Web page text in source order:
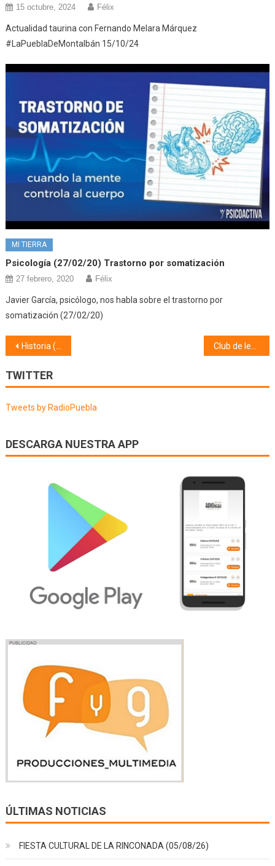
15 octubre, 2024 Félix
Actualidad taurina con Fernando Melara Márquez
#LaPueblaDeMontalbán 15/10/24
MI TIERRA
Psicología (27/02/20) Trastorno por somatización
27 febrero, 2020 Félix
Javier García, psicólogo, nos habla sobre el trastorno por
somatización (27/02/20)
Navegación
de
entradas
Historia (18/11/19)
TWITTER
Tweets by RadioPuebla
DESCARGA NUESTRA APP
ÚLTIMAS NOTICIAS
FIESTA CULTURAL DE LA RINCONADA (05/08/26)